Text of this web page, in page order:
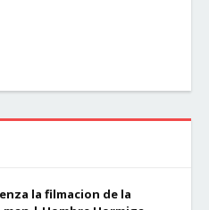
la filmacion de la